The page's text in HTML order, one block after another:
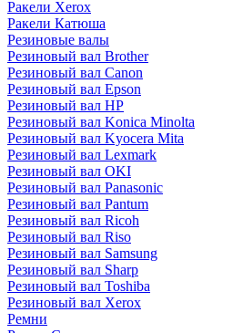
Ракели Xerox
Ракели Катюша
Резиновые валы
Резиновый вал Brother
Резиновый вал Canon
Резиновый вал Epson
Резиновый вал HP
Резиновый вал Konica Minolta
Резиновый вал Kyocera Mita
Резиновый вал Lexmark
Резиновый вал OKI
Резиновый вал Panasonic
Резиновый вал Pantum
Резиновый вал Ricoh
Резиновый вал Riso
Резиновый вал Samsung
Резиновый вал Sharp
Резиновый вал Toshiba
Резиновый вал Xerox
Ремни